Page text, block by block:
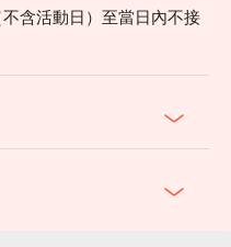
不含活動日）至當日內不接